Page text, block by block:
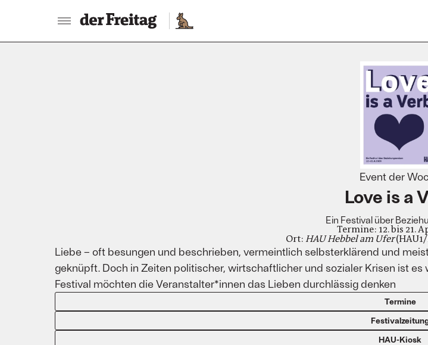
Event der
Love is a
Ein Festival über
Termine: 12. bis 21.
Ort:HAU Hebbel am Ufer
Liebe – oft besungen und beschrieben, vermeintlich selbsterklärend und
geknüpft. Doch in Zeiten politischer, wirtschaftlicher und sozialer Krisen ist
Festival möchten die Veranstalter*innen das Lieben durchlässig denken
Termine
HAU-Kiosk